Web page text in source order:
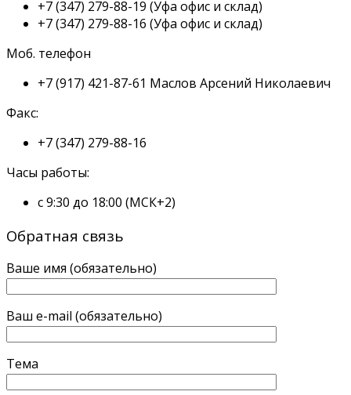
+7 (347) 279-88-19 (Уфа офис и склад)
+7 (347) 279-88-16 (Уфа офис и склад)
Моб. телефон
+7 (917) 421-87-61 Маслов Арсений Николаевич
Факс:
+7 (347) 279-88-16
Часы работы:
с 9:30 до 18:00 (МСК+2)
Обратная связь
Ваше имя (обязательно)
Ваш e-mail (обязательно)
Тема